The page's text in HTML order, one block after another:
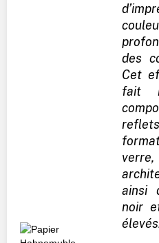
des
Cet
fait
ainsi
noir